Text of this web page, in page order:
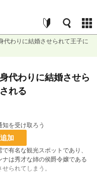
代わりに結婚させられて王子に
代わりに結婚させら
れる
を受け取ろう
加
有名な観光スポットであり、
は秀才な姉の侯爵令嬢である
られてしまう。